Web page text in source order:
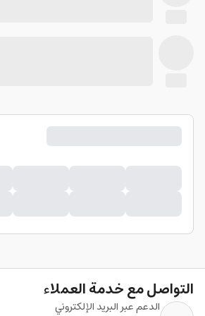
التواصل مع خدمة العملاء
الدعم عبر البريد الإلكتروني